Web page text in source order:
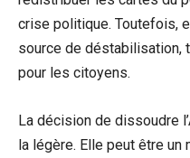
crise politique. Toutefois,
source de déstabilisation,
pour les citoyens.
La décision de dissoudre
la légère. Elle peut être un